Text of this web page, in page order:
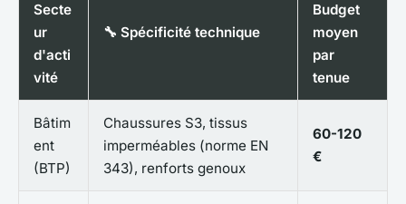
Secte
ur
d'acti
vité
🔧 Spécificité technique
Budget
moyen
par
tenue
Bâtim
ent
(BTP)
Chaussures S3, tissus
imperméables (norme EN
343), renforts genoux
60-120
€